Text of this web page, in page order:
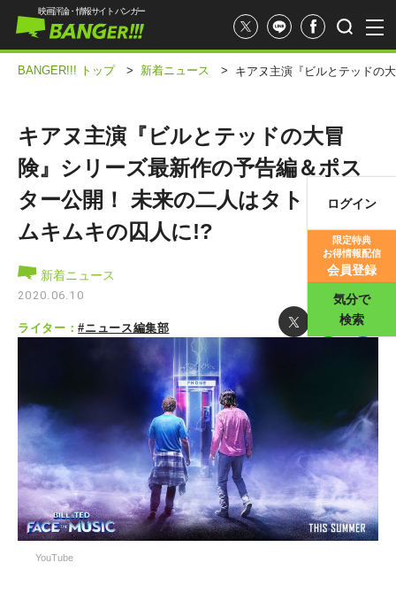
映画記事
映画評論・情報サイト バンガー
ログイン
限定特典
お得情報配信
会員登録
気分で
検索
BANGER!!! トップ > 新着ニュース > キアヌ主演『ビルとテッドの
キアヌ主演『ビルとテッドの大冒
険』シリーズ最新作の予告編＆ポス
ター公開！ 未来の二人はタトゥー＆
ムキムキの囚人に!?
新着ニュース
2020.06.10
ライター：#ニュース編集部
YouTube